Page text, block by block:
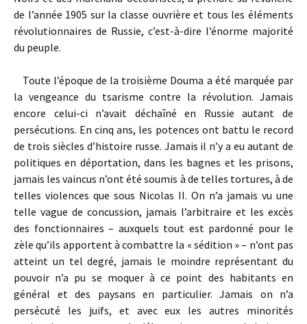
de l’année 1905 sur la classe ouvrière et tous les éléments
révolutionnaires de Russie, c’est-à-dire l’énorme majorité
du peuple.
Toute l’époque de la troisième Douma a été marquée par
la vengeance du tsarisme contre la révolution. Jamais
encore celui-ci n’avait déchaîné en Russie autant de
persécutions. En cinq ans, les potences ont battu le record
de trois siècles d’histoire russe. Jamais il n’y a eu autant de
politiques en déportation, dans les bagnes et les prisons,
jamais les vaincus n’ont été soumis à de telles tortures, à de
telles violences que sous Nicolas II. On n’a jamais vu une
telle vague de concussion, jamais l’arbitraire et les excès
des fonctionnaires – auxquels tout est pardonné pour le
zèle qu’ils apportent à combattre la « sédition » – n’ont pas
atteint un tel degré, jamais le moindre représentant du
pouvoir n’a pu se moquer à ce point des habitants en
général et des paysans en particulier. Jamais on n’a
persécuté les juifs, et avec eux les autres minorités